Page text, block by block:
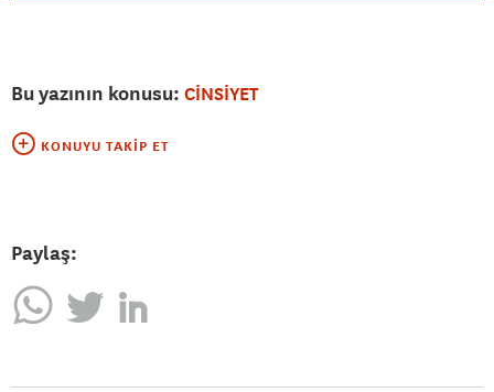
Bu yazının konusu: CİNSİYET
KONUYU TAKIP ET
Paylaş: